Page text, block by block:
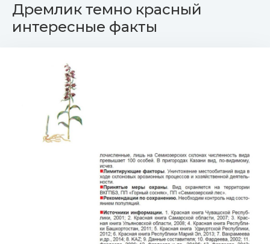
Дремлик темно красный
интересные факты